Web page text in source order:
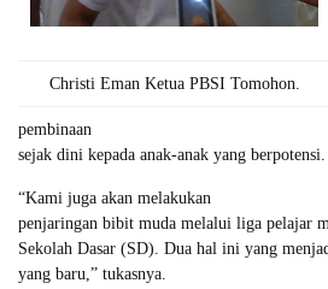
Christi Eman Ketua PBSI Tomohon.
pembinaan
sejak dini kepada anak-anak yang berpotensi.
“Kami juga akan melakukan
penjaringan bibit muda melalui liga pelajar
Sekolah Dasar (SD). Dua hal ini yang
yang baru,” tukasnya.